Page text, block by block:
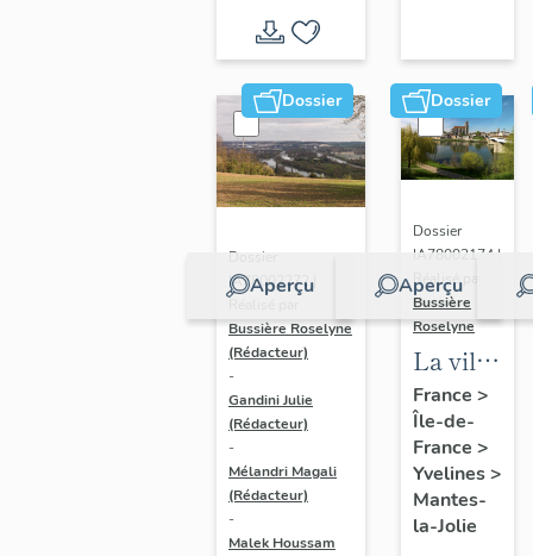
Dossier
Aperçu
Dossier
IA78002272 |
Bussière Roselyne
(Rédacteur)
-
Gandini Julie
(Rédacteur)
-
Mélandri Magali
(Rédacteur)
-
Malek Houssam
Dossier
Aperçu
Dossier
IA78002174 |
Réalisé par
Bussière
Roselyne
La ville
de
Mantes-
la-Jolie
France >
Île-de-
France >
Yvelines>
Mantes-
la-Jolie